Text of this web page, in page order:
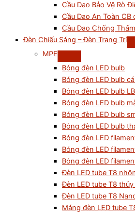
Cầu Dao Bảo Vệ Rò
Cầu Dao An Toàn CB
Cầu Dao Chống
Đèn Chiếu Sáng – Đèn Trang Trí
MPE
Bóng đèn LED bulb
Bóng đèn LED bulb
Bóng đèn LED bulb
Bóng đèn LED bulb
Bóng đèn LED bulb
Bóng đèn LED bulb
Bóng đèn LED
Bóng đèn LED
Bóng đèn LED
Đèn LED tube T8
Đèn LED tube T8
Đèn LED tube T8
Máng đèn LED tube